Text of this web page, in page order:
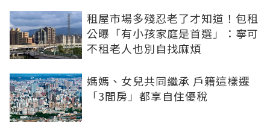
租屋市場多殘忍老了才知道！包租
公曝「有小孩家庭是首選」：寧可
不租老人也別自找麻煩
媽媽、女兒共同繼承 戶籍這樣遷
「3間房」都享自住優稅